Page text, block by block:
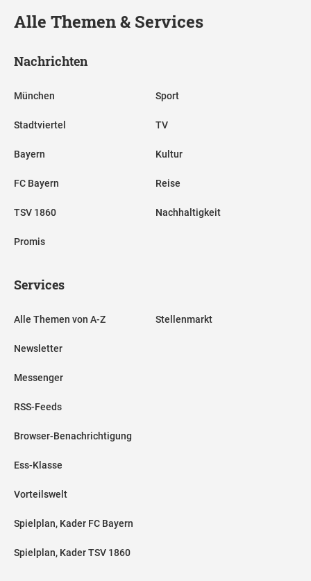
Alle Themen & Services
Nachrichten
München
Stadtviertel
Bayern
FC Bayern
TSV 1860
Promis
Sport
TV
Kultur
Reise
Nachhaltigkeit
Services
Alle Themen von A-Z
Newsletter
Messenger
RSS-Feeds
Browser-Benachrichtigung
Ess-Klasse
Vorteilswelt
Spielplan, Kader FC Bayern
Spielplan, Kader TSV 1860
Stellenmarkt